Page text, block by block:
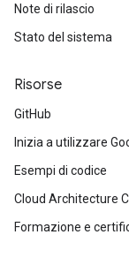
Note di rilascio
Stato del sistema
Risorse
GitHub
Inizia a utilizzare
Esempi di codice
Cloud Architecture
Formazione e